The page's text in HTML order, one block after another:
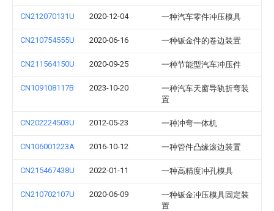
CN212070131U 2020-12-04 一种汽车零件冲压模具
CN210754555U 2020-06-16 一种钣金件的卷边装置
CN211564150U 2020-09-25 一种节能型汽车冲压件
CN109108117B 2023-10-20
一种汽车天窗导轨折弯装
置
CN202224503U 2012-05-23 一种冲弯一体机
CN106001223A 2016-10-12 一种管件凸缘滚边装置
CN215467438U 2022-01-11 一种高精度冲孔模具
CN210702107U 2020-06-09
一种钣金冲压模具固定装
置